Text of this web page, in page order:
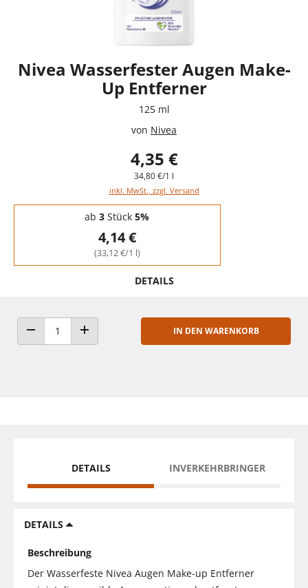
Nivea Wasserfester Augen Make-
Up Entferner
125 ml
von Nivea
4,35 €
34,80 €/1 l
inkl. MwSt., zzgl. Versand
Staffelpreise - Mengenrabatt
ab 3 Stück 5%
4,14 €
(33,12 €/1 l)
DETAILS
ANZAHL VERRINGERNANZAHL ERHÖHEN
IN DEN WARENKORB
DETAILS INVERKEHRBRINGER
DETAILS
Beschreibung
Der Wasserfeste Nivea Augen Make-up Entferner